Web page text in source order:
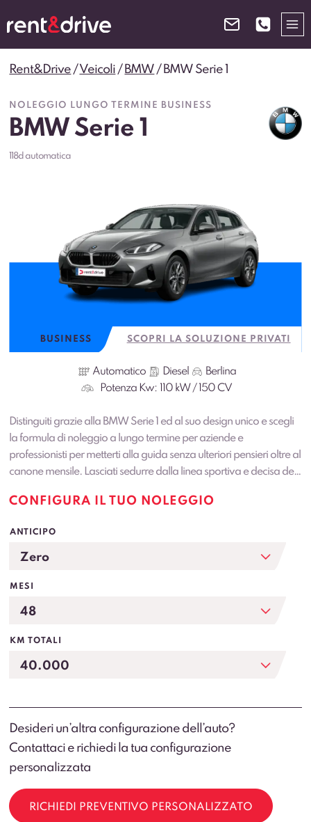
al
contenuto
Rent&Drive /Veicoli / BMW / BMW Serie 1
NOLEGGIO LUNGO TERMINE BUSINESS
BMW Serie 1
118d automatica
BUSINESS SCOPRI LA SOLUZIONE PRIVATI
Automatico Diesel
Berlina
Potenza Kw: 110 kW / 150 CV
Distinguiti grazie alla BMW Serie 1 ed al suo design unico e scegli
la formula di noleggio a lungo termine per aziende e
professionisti per metterti alla guida senza ulteriori pensieri oltre al
canone mensile. Lasciati sedurre dalla linea sportiva e decisa del
tedesca: innamorati della potente motorizzazione…
CONFIGURA IL TUO NOLEGGIO
ANTICIPO
MESI
KM TOTALI
Desideri un’altra configurazione dell’auto?
Contattaci e richiedi la tua configurazione
personalizzata
RICHIEDI PREVENTIVO PERSONALIZZATO